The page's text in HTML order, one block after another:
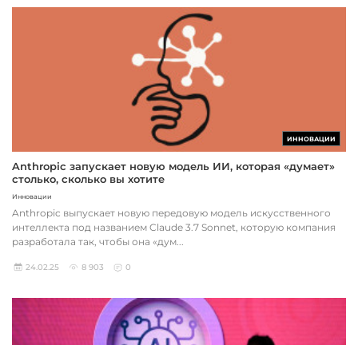
ИННОВАЦИИ
Anthropic запускает новую модель ИИ, которая «думает»
столько, сколько вы хотите
Инновации
Anthropic выпускает новую передовую модель искусственного
интеллекта под названием Claude 3.7 Sonnet, которую компания
разработала так, чтобы она «дум...
24.02.25 8 903 0